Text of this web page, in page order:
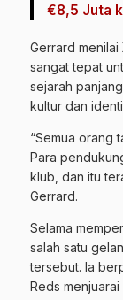
€8,5 Juta
Gerrard
sangat tepat
sejarah
kultur dan
“Semua orang
Para
klub, dan itu
Gerrard.
Selama
salah satu
tersebut. Ia
Reds menjuarai